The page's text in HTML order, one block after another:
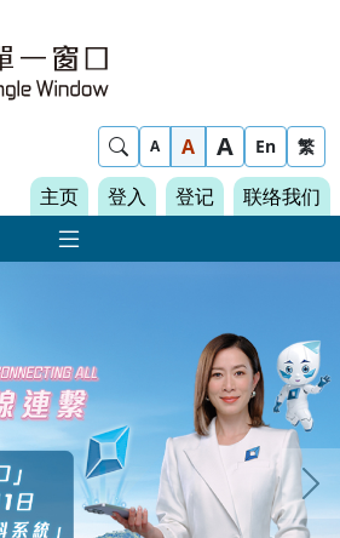
Show Search
A A A En 繁
主页 登入 登记 联络我们
显示 主导航菜单